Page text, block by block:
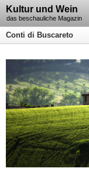
Kultur und Wein
das beschauliche Magazin
Conti di Buscareto